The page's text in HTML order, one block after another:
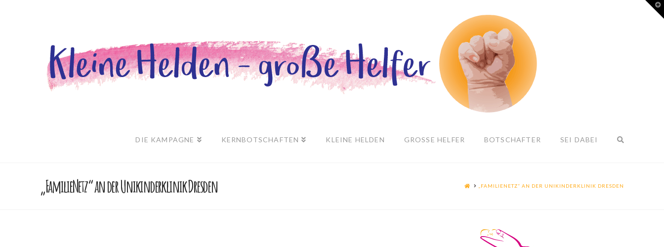
DIE KAMPAGNE KERNBOTSCHAFTEN KLEINE HELDEN GROSSE HELFER BOTSCHAFTER SEI DABEI
„FamilieNetz“ an der Unikinderklinik Dresden HOME„FAMILIENETZ“ AN DER UNIKINDERKLINIK DRESDEN